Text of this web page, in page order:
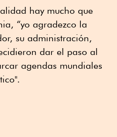
hay mucho que
“yo agradezco la
su administración,
dar el paso al
agendas mundiales